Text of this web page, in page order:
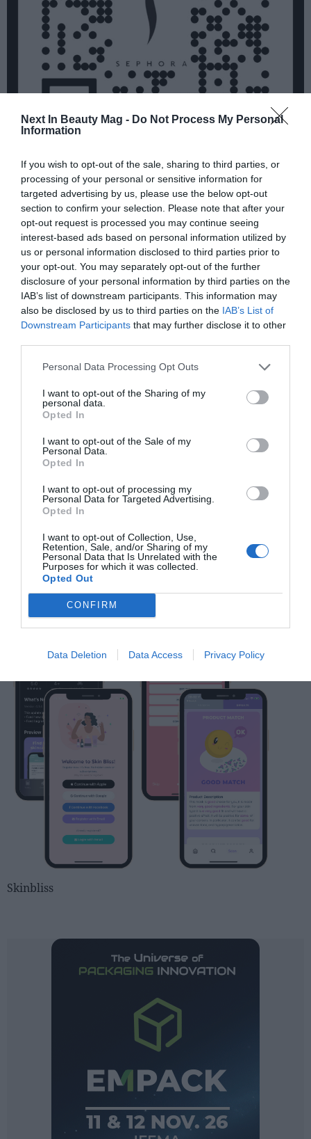
Next In Beauty Mag - Do Not Process My Personal
Information
If you wish to opt-out of the sale, sharing to third parties, or
processing of your personal or sensitive information for
targeted advertising by us, please use the below opt-out
section to confirm your selection. Please note that after your
opt-out request is processed you may continue seeing
interest-based ads based on personal information utilized by
us or personal information disclosed to third parties prior to
your opt-out. You may separately opt-out of the further
disclosure of your personal information by third parties on the
IAB’s list of downstream participants. This information may
also be disclosed by us to third parties on the IAB’s List of
Downstream Participants that may further disclose it to other
Personal Data Processing Opt Outs
I want to opt-out of the Sharing of my
personal data.
Opted In
I want to opt-out of the Sale of my
Personal Data.
Opted In
I want to opt-out of processing my
Personal Data for Targeted Advertising.
Opted In
I want to opt-out of Collection, Use,
Retention, Sale, and/or Sharing of my
Personal Data that Is Unrelated with the
Purposes for which it was collected.
Opted Out
CONFIRM
Data Deletion Data Access Privacy Policy
Scentmate de Firmenich: Nominado a mejor
innovación digital en Beauty. Se presenta como un
modelo de negocio totalmente nuevo que tiene la
intención de transformar la industria de las
fragancias. Scentmante pone al alcance del usuario
una plataforma potenciada por la IA que recoge más
de 125 años de know-how en perfumería. Esto, ofrece
al usuario la posibilidad de crear con apenas unos
clicks, briefings de fragancias ganadoras que se
ajusten a sus preferencias. Scentmate combina
artesanía, calidad y experiencia en el sector de la
perfumería con la agilidad y la facilidad que ofrece la
Skinbliss:la solución al acné a través del big data, la
ciencia y la IA. A través de una aplicación de móvil
que es gratuita y accesible para todos los sistemas
operativos móviles, Skinbliss, proporciona vías de
intervención templana y personalizables para las
personas que tengan problemas de acné. Para ello, a
través de un motor desarrollado por IA que se
encarga de deconstruir, evaluar y recomendar el
cuidado de la piel mediante la comprensión de la
relación entre los ingredientes cosméticos u efecto
sobre el acné y otras condiciones de la piel.
Skinbliss